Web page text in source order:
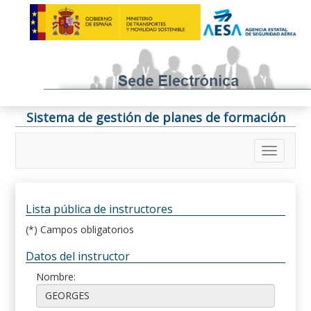
Sistema de gestión de planes de formación
Lista pública de instructores
(*) Campos obligatorios
Datos del instructor
Nombre: